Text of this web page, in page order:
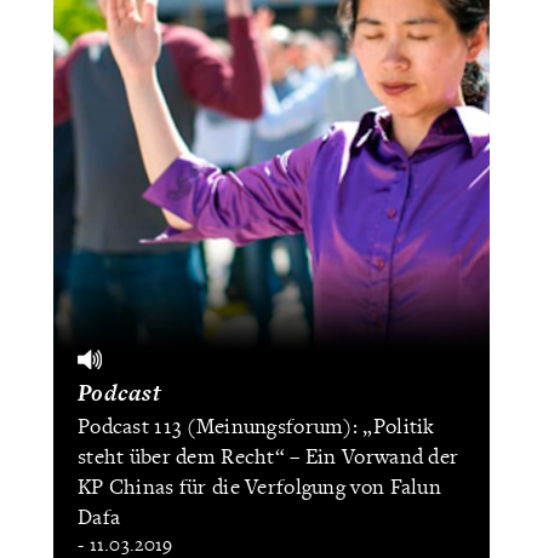
Podcast
Podcast 113 (Meinungsforum): „Politik
steht über dem Recht“ – Ein Vorwand der
KP Chinas für die Verfolgung von Falun
Dafa
- 11.03.2019